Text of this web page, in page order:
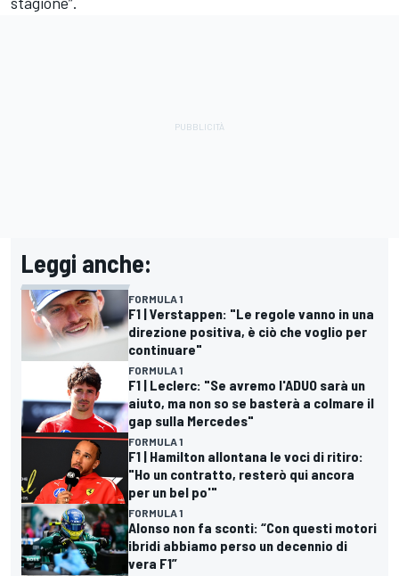
Leggi anche:
FORMULA 1
F1 | Verstappen: "Le regole vanno in una
direzione positiva, è ciò che voglio per
continuare"
FORMULA 1
F1 | Leclerc: "Se avremo l'ADUO sarà un
aiuto, ma non so se basterà a colmare il
gap sulla Mercedes"
FORMULA 1
F1 | Hamilton allontana le voci di ritiro:
"Ho un contratto, resterò qui ancora
per un bel po'"
FORMULA 1
Alonso non fa sconti: “Con questi motori
ibridi abbiamo perso un decennio di
vera F1”